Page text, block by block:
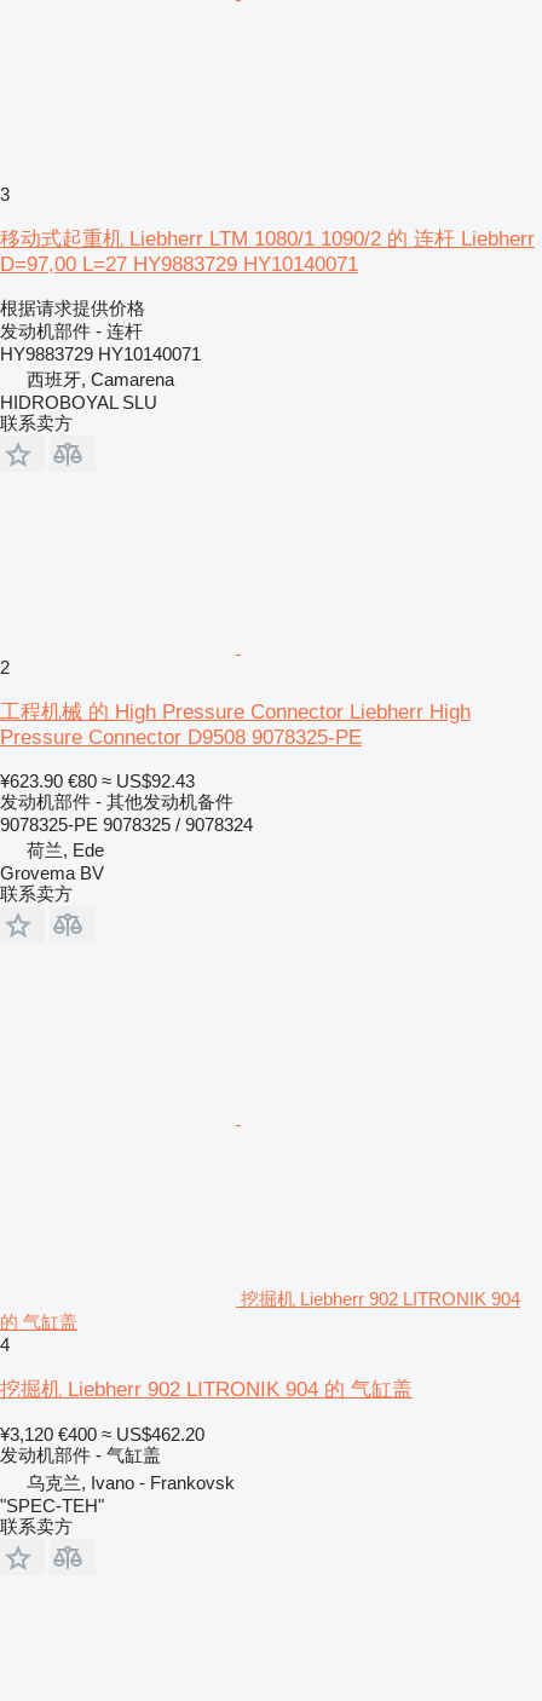
3
移动式起重机 Liebherr LTM 1080/1 1090/2 的 连杆 Liebherr
D=97,00 L=27 HY9883729 HY10140071
根据请求提供价格
发动机部件 - 连杆
HY9883729 HY10140071
西班牙, Camarena
HIDROBOYAL SLU
联系卖方
2
工程机械 的 High Pressure Connector Liebherr High
Pressure Connector D9508 9078325-PE
¥623.90 €80 ≈ US$92.43
发动机部件 - 其他发动机备件
9078325-PE 9078325 / 9078324
荷兰, Ede
Grovema BV
联系卖方
挖掘机 Liebherr 902 LITRONIK 904
的 气缸盖
4
挖掘机 Liebherr 902 LITRONIK 904 的 气缸盖
¥3,120 €400 ≈ US$462.20
发动机部件 - 气缸盖
乌克兰, Ivano - Frankovsk
"SPEC-TEH"
联系卖方